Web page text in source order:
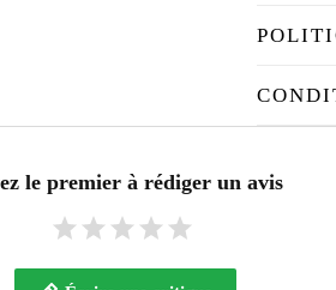
le premier à rédiger un avis